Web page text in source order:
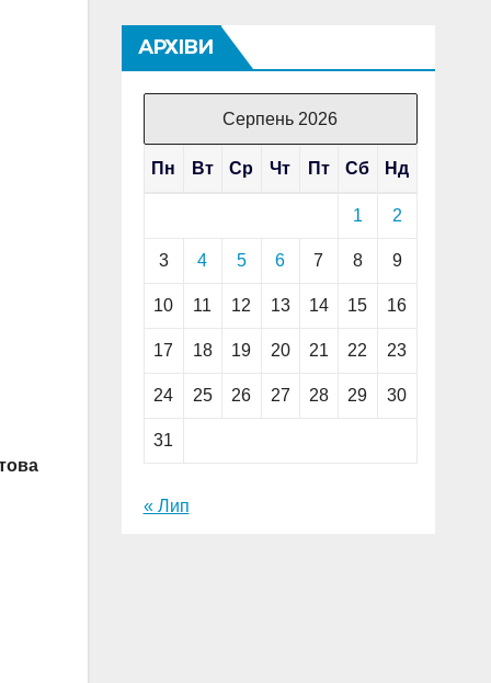
АРХІВИ
Серпень 2026
Пн Вт Ср Чт Пт Сб Нд
1 2
3 4 5 6 7 8 9
10 11 12 13 14 15 16
17 18 19 20 21 22 23
24 25 26 27 28 29 30
31
« Лип